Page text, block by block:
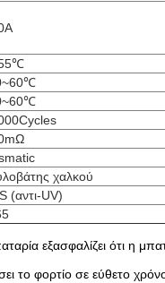
χαλκού
(αντι-UV)
εξασφαλίζει ότι η
το φορτίο σε εύθετο